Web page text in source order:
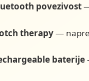
povezivost—
therapy—
baterije